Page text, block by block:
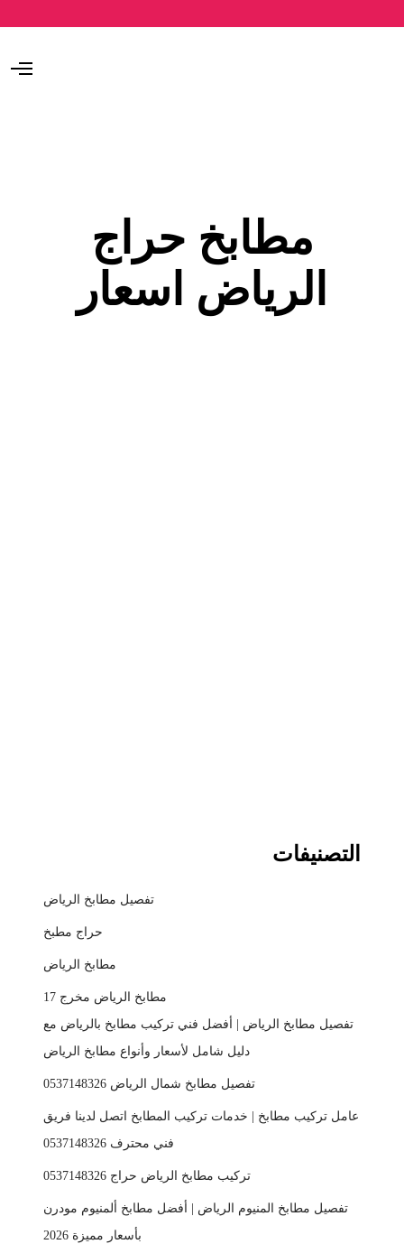
O
مطابخ حراج
الرياض اسعار
التصنيفات
تفصيل مطابخ الرياض
حراج مطبخ
مطابخ الرياض
مطابخ الرياض مخرج 17
تفصيل مطابخ الرياض | أفضل فني تركيب مطابخ بالرياض مع
دليل شامل لأسعار وأنواع مطابخ الرياض
تفصيل مطابخ شمال الرياض 0537148326
عامل تركيب مطابخ | خدمات تركيب المطابخ اتصل لدينا فريق
فني محترف 0537148326
تركيب مطابخ الرياض حراج 0537148326
تفصيل مطابخ المنيوم الرياض | أفضل مطابخ ألمنيوم مودرن
بأسعار مميزة 2026